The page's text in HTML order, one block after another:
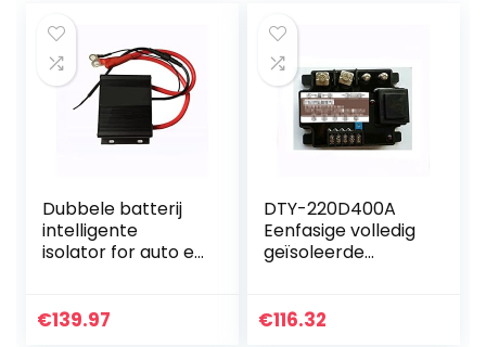
Dubbele batterij
intelligente
isolator for auto en
isolator dubbele
€139.97
DTY-220D400A
Eenfasige volledig
geïsoleerde
module 400A
€116.32